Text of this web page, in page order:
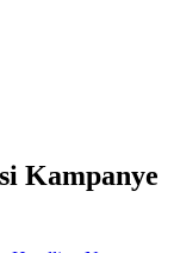
Kampanye